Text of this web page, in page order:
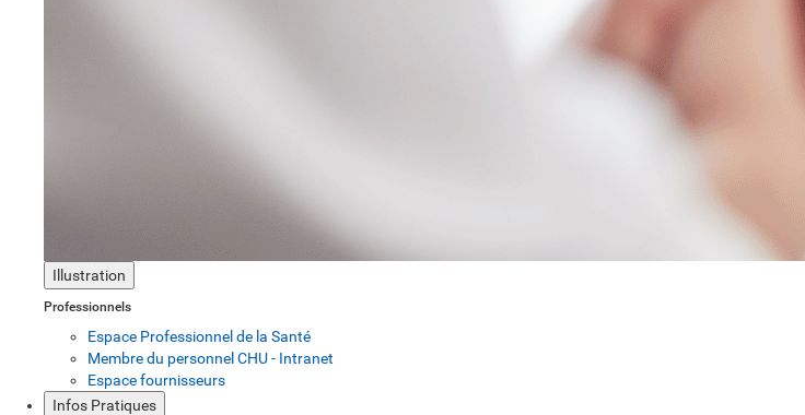
Illustration
Professionnels
Espace Professionnel de la Santé
Membre du personnel CHU - Intranet
Espace fournisseurs
Infos Pratiques